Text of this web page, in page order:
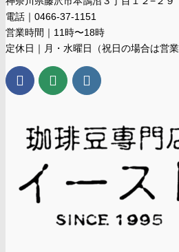
電話｜0466-37-1151
営業時間｜11時〜18時
定休日｜月・水曜日（祝日の場合は営業